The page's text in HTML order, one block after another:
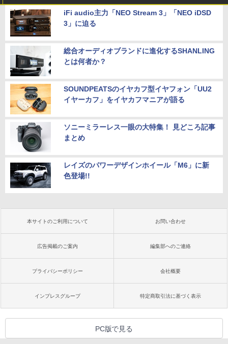
iFi audio主力「NEO Stream 3」「NEO iDSD
3」に迫る
総合オーディオブランドに進化するSHANLING
とは何者か？
SOUNDPEATSのイヤカフ型イヤフォン「UU2
イヤーカフ」をイヤカフマニアが語る
ソニーミラーレス一眼の大特集！ 見どころ記事
まとめ
レイズのパワーデザインホイール「M6」に新
色登場!!
本サイトのご利用について お問い合わせ
広告掲載のご案内 編集部へのご連絡
プライバシーポリシー 会社概要
インプレスグループ 特定商取引法に基づく表示
PC版で見る